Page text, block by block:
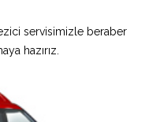
servisimizle beraber
hazırız.